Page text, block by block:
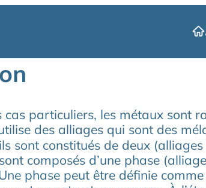
cas particuliers, les métaux sont
des alliages qui sont des
sont constitués de deux
composés d’une phase
phase peut être définie